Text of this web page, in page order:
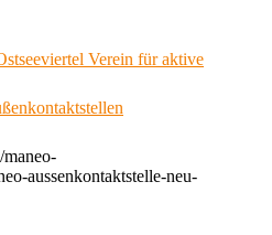
Verein für aktive
aussenkontaktstelle-neu-